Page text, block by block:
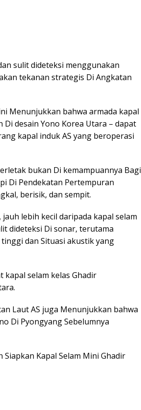
sulit dideteksi menggunakan
tekanan strategis Di Angkatan
Menunjukkan bahwa armada kapal
desain Yono Korea Utara – dapat
kapal induk AS yang beroperasi
bukan Di kemampuannya Bagi
Di Pendekatan Pertempuran
berisik, dan sempit.
lebih kecil daripada kapal selam
dideteksi Di sonar, terutama
dan Situasi akustik yang
selam kelas Ghadir
Laut AS juga Menunjukkan bahwa
Di Pyongyang Sebelumnya
Kapal Selam Mini Ghadir